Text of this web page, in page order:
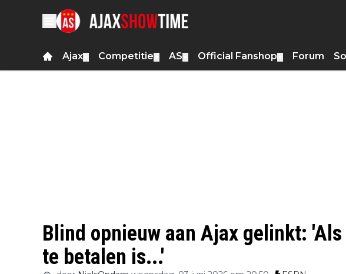
Ajax Competitie AS Official Fanshop Forum
Blind opnieuw aan Ajax gelinkt:
te betalen is...'